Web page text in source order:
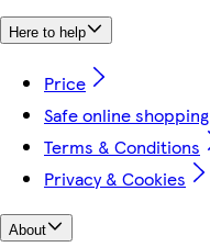
Here to help
Price
Safe online shopping
Terms & Conditions
Privacy & Cookies
About